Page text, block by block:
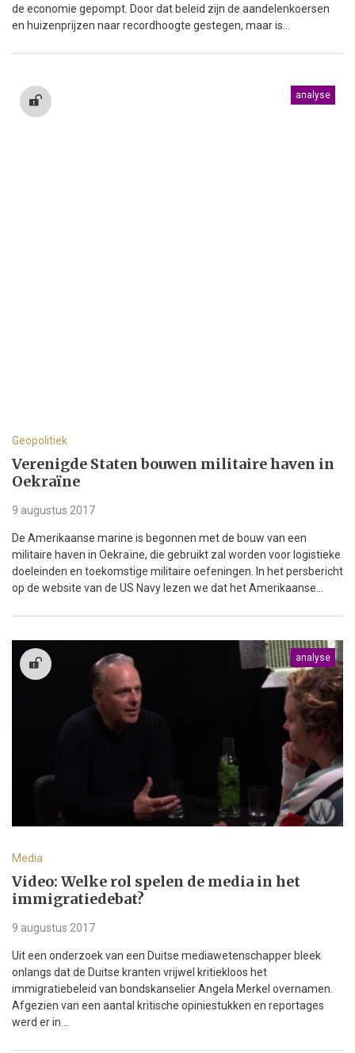
de economie gepompt. Door dat beleid zijn de aandelenkoersen
en huizenprijzen naar recordhoogte gestegen, maar is...
analyse
Geopolitiek
Verenigde Staten bouwen militaire haven in
Oekraïne
9 augustus 2017
De Amerikaanse marine is begonnen met de bouw van een
militaire haven in Oekraïne, die gebruikt zal worden voor logistieke
doeleinden en toekomstige militaire oefeningen. In het persbericht
op de website van de US Navy lezen we dat het Amerikaanse...
analyse
Media
Video: Welke rol spelen de media in het
immigratiedebat?
9 augustus 2017
Uit een onderzoek van een Duitse mediawetenschapper bleek
onlangs dat de Duitse kranten vrijwel kritiekloos het
immigratiebeleid van bondskanselier Angela Merkel overnamen.
Afgezien van een aantal kritische opiniestukken en reportages
werd er in...